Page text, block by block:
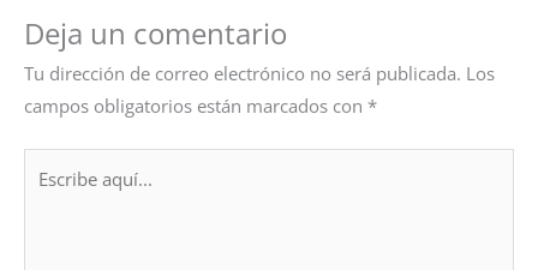
Deja un comentario
Tu dirección de correo electrónico no será publicada. Los
campos obligatorios están marcados con *